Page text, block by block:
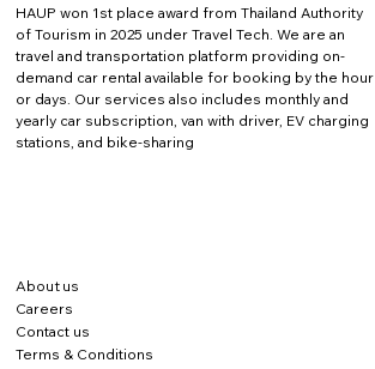
HAUP won 1st place award from Thailand Authority
of Tourism in 2025 under Travel Tech. We are an
travel and transportation platform providing on-
demand car rental available for booking by the hour
or days. Our services also includes monthly and
yearly car subscription, van with driver, EV charging
stations, and bike-sharing
About us
Careers
Contact us
Terms & Conditions